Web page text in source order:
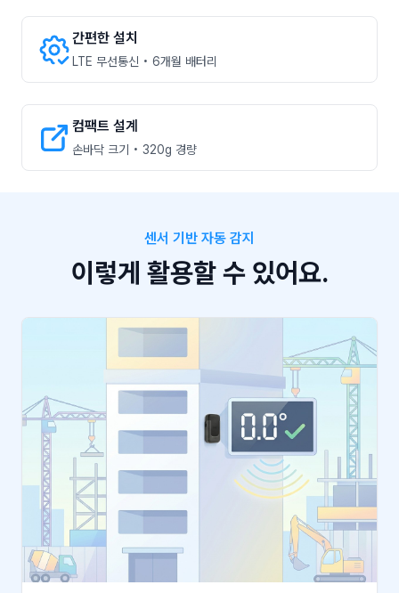
간편한 설치
LTE 무선통신 • 6개월 배터리
컴팩트 설계
손바닥 크기 • 320g 경량
센서 기반 자동 감지
이렇게 활용할 수 있어요.